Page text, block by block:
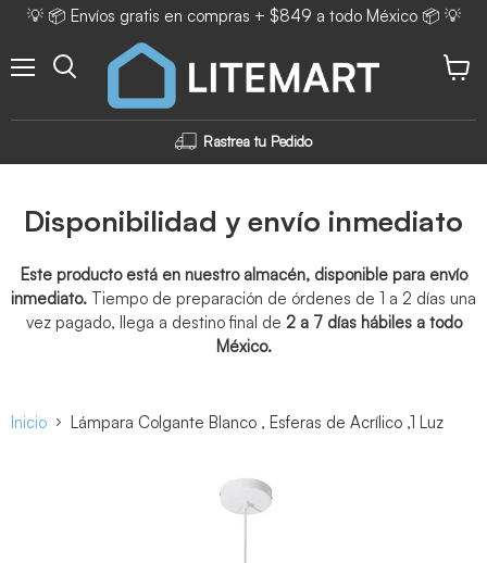
💡 📦 Envíos gratis en compras + $849 a todo México 📦 💡
Rastrea tu Pedido
Disponibilidad y envío inmediato
Este producto está en nuestro almacén, disponible para envío
inmediato. Tiempo de preparación de órdenes de 1 a 2 días una
vez pagado, llega a destino final de 2 a 7 días hábiles a todo
México.
Inicio Lámpara Colgante Blanco , Esferas de Acrílico ,1 Luz